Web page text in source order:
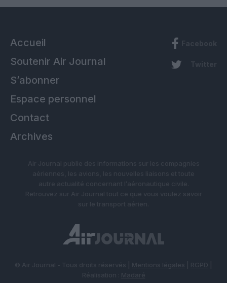
Accueil
Soutenir Air Journal
S’abonner
Espace personnel
Contact
Archives